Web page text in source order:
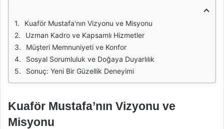
Kuaför Mustafa'nın Vizyonu ve Misyonu
Uzman Kadro ve Kapsamlı Hizmetler
Müşteri Memnuniyeti ve Konfor
Sosyal Sorumluluk ve Doğaya Duyarlılık
Sonuç: Yeni Bir Güzellik Deneyimi
Kuaför Mustafa’nın Vizyonu ve
Misyonu